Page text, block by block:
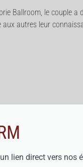
Ballroom, le couple a
autres leur
lien direct vers nos